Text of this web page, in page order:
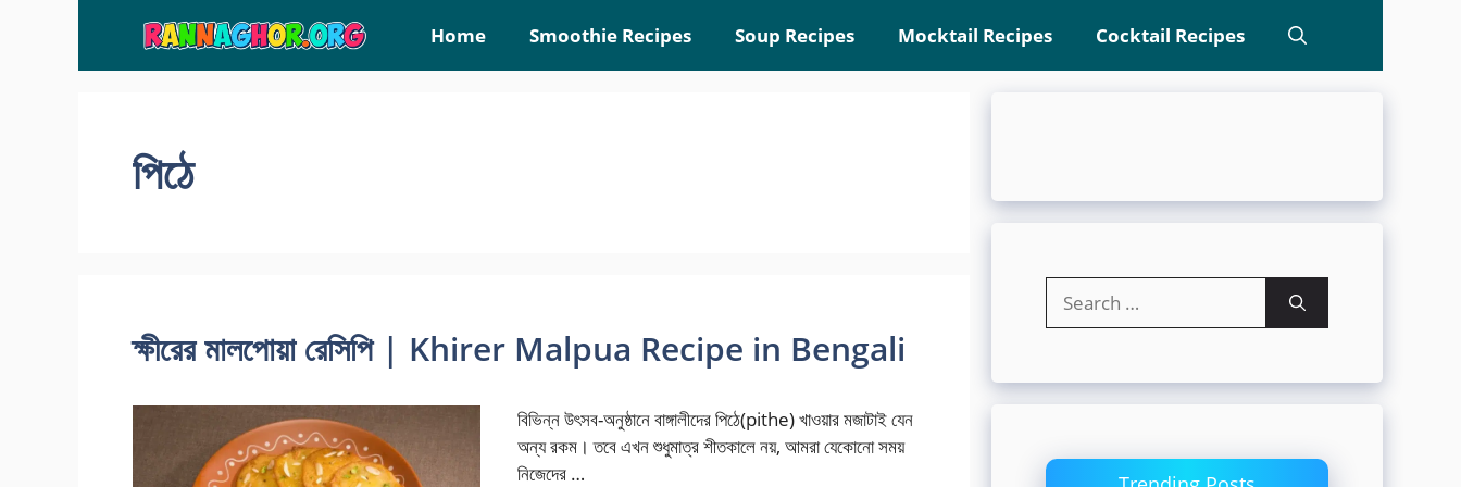
Home Smoothie Recipes Soup Recipes Mocktail Recipes Cocktail Recipes
পিঠে
ক্ষীরের মালপোয়া রেসিপি | Khirer Malpua Recipe in Bengali
বিভিন্ন উৎসব-অনুষ্ঠানে বাঙ্গালীদের পিঠে(pithe) খাওয়ার মজাটাই যেন
অন্য রকম। তবে এখন শুধুমাত্র শীতকালে নয়, আমরা যেকোনো সময়
নিজেদের …
for: